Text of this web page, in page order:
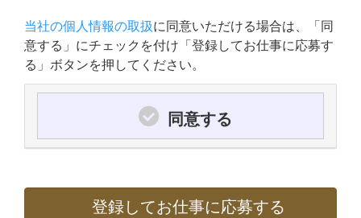
当社の個人情報の取扱に同意いただける場合は、「同
意する」にチェックを付け「登録してお仕事に応募す
る」ボタンを押してください。
同意する